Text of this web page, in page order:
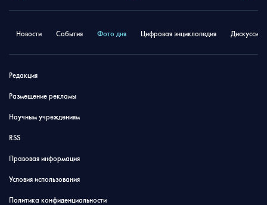
Новости События Фото дня Цифровая энциклопедия
Редакция
Размещение рекламы
Научным учреждениям
RSS
Правовая информация
Условия использования
Политика конфиденциальности